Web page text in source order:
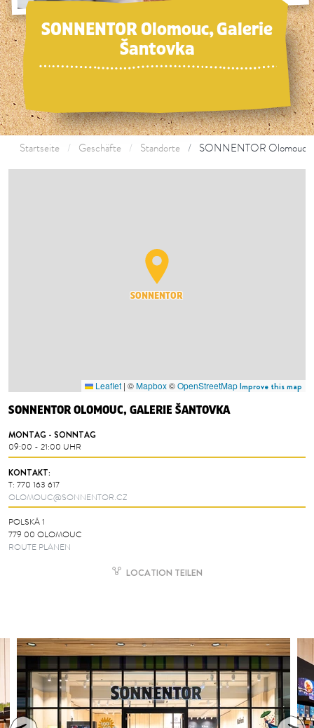
SONNENTOR Olomouc, Galerie
Šantovka
Startseite Geschäfte Standorte SONNENTOR Olomouc,
SONNENTOR OLOMOUC, GALERIE ŠANTOVKA
MONTAG - SONNTAG
09:00 - 21:00 UHR
KONTAKT:
T: 770 163 617
OLOMOUC@SONNENTOR.CZ
POLSKÁ 1
779 00 OLOMOUC
ROUTE PLANEN
LOCATION TEILEN
SONNENTOR
Leaflet | ©Mapbox©OpenStreetMapImprove this map